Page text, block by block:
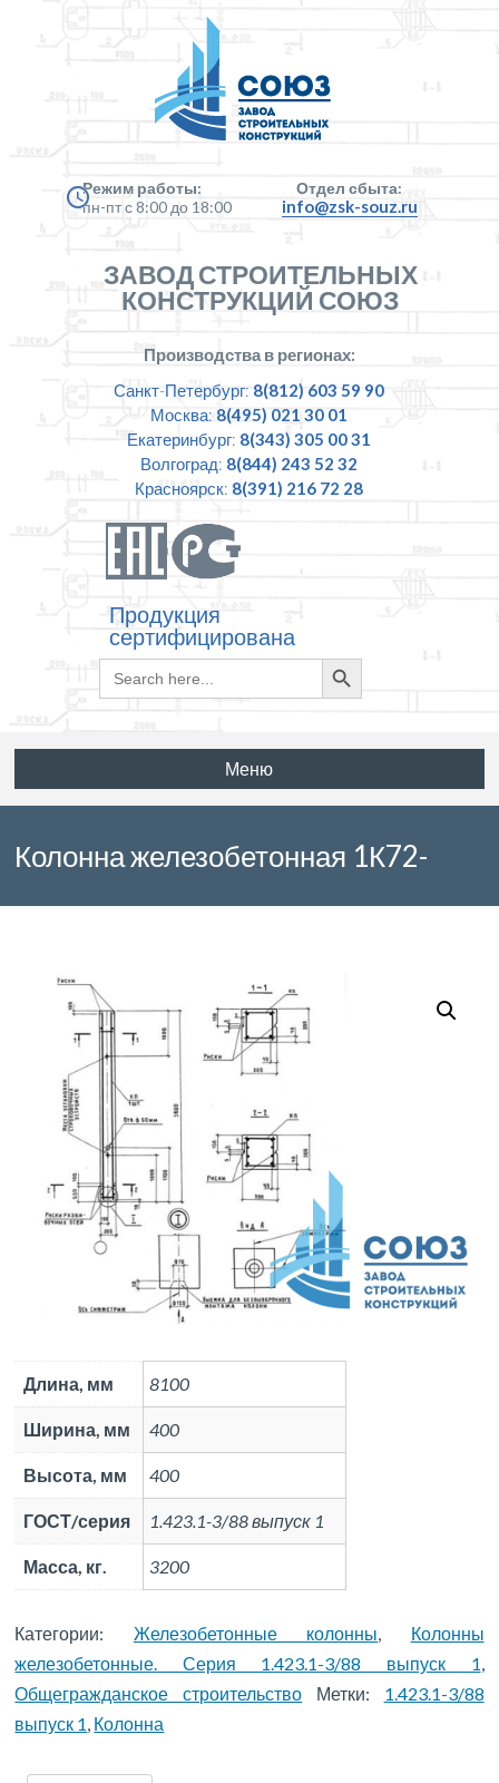
Режим работы:
пн-пт с 8:00 до 18:00
Отдел сбыта:
info@zsk-souz.ru
ЗАВОД СТРОИТЕЛЬНЫХ
КОНСТРУКЦИЙ СОЮЗ
Производства в регионах:
Санкт-Петербург: 8(812) 603 59 90
Москва: 8(495) 021 30 01
Екатеринбург: 8(343) 305 00 31
Волгоград: 8(844) 243 52 32
Красноярск: 8(391) 216 72 28
Продукция
сертифицирована
Search
for:
Search
Button
Меню
Колонна железобетонная 1К72-
Длина, мм 8100
Ширина, мм 400
Высота, мм 400
ГОСТ/серия 1.423.1-3/88 выпуск 1
Масса, кг. 3200
Категории: Железобетонные колонны, Колонны
железобетонные. Серия 1.423.1-3/88 выпуск 1,
Общегражданское строительство
Метки: 1.423.1-3/88
выпуск 1, Колонна